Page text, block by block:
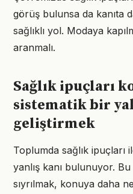
görüş bulunsa da kanıta
sağlıklı yol. Modaya
aranmalı.
Sağlık ipuçları
sistematik bir
geliştirmek
Toplumda sağlık ipuçları
yanlış kanı bulunuyor. Bu
sıyrılmak, konuya daha